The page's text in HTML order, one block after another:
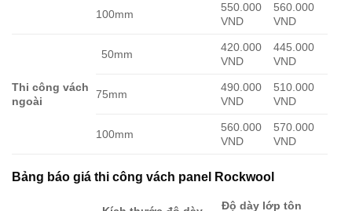
100mm
550.000
VND
560.000
VND
Thi công vách
ngoài
50mm
420.000
VND
445.000
VND
75mm
490.000
VND
510.000
VND
100mm
560.000
VND
570.000
VND
Bảng báo giá thi công vách panel Rockwool
Độ dày lớp tôn